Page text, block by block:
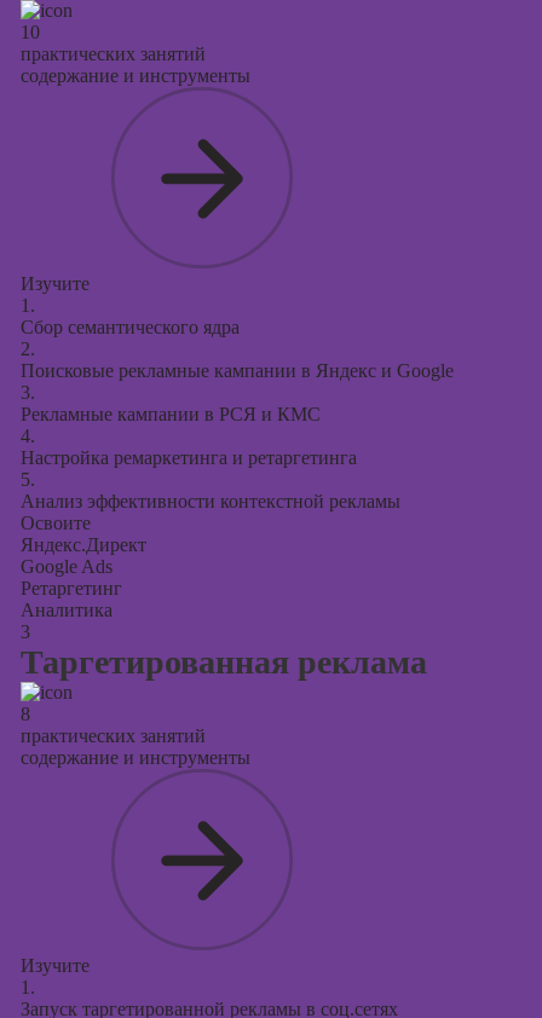
10
практических занятий
содержание и инструменты
Изучите
1.
Сбор семантического ядра
2.
Поисковые рекламные кампании в Яндекс и Google
3.
Рекламные кампании в РСЯ и КМС
4.
Настройка ремаркетинга и ретаргетинга
5.
Анализ эффективности контекстной рекламы
Освоите
Яндекс.Директ
Google Ads
Ретаргетинг
Аналитика
3
Таргетированная реклама
8
практических занятий
содержание и инструменты
Изучите
1.
Запуск таргетированной рекламы в соц.сетях